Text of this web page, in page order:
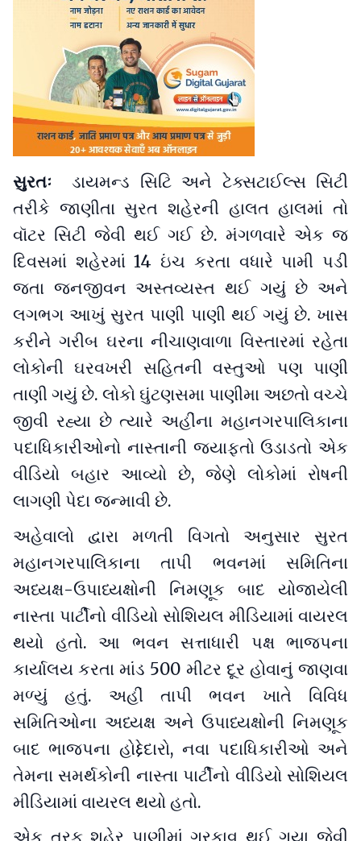
સુરતઃ ડાયમન્ડ સિટિ અને ટેક્સટાઈલ્સ સિટી
તરીકે જાણીતા સુરત શહેરની હાલત હાલમાં તો
વૉટર સિટી જેવી થઈ ગઈ છે. મંગળવારે એક જ
દિવસમાં શહેરમાં 14 ઇંચ કરતા વધારે પામી પડી
જતા જનજીવન અસ્તવ્યસ્ત થઈ ગયું છે અને
લગભગ આખું સુરત પાણી પાણી થઈ ગયું છે. ખાસ
કરીને ગરીબ ઘરના નીચાણવાળા વિસ્તારમાં રહેતા
લોકોની ઘરવખરી સહિતની વસ્તુઓ પણ પાણી
તાણી ગયું છે. લોકો ઘુંટણસમા પાણીમા અછતો વચ્ચે
જીવી રહ્યા છે ત્યારે અહીંના મહાનગરપાલિકાના
પદાધિકારીઓનો નાસ્તાની જયાફતો ઉડાડતો એક
વીડિયો બહાર આવ્યો છે, જેણે લોકોમાં રોષની
લાગણી પેદા જન્માવી છે.
અહેવાલો દ્વારા મળતી વિગતો અનુસાર સુરત
મહાનગરપાલિકાના તાપી ભવનમાં સમિતિના
અધ્યક્ષ-ઉપાધ્યક્ષોની નિમણૂક બાદ યોજાયેલી
નાસ્તા પાર્ટીનો વીડિયો સોશિયલ મીડિયામાં વાયરલ
થયો હતો. આ ભવન સત્તાધારી પક્ષ ભાજપના
કાર્યાલય કરતા માંડ 500 મીટર દૂર હોવાનું જાણવા
મળ્યું હતું. અહીં તાપી ભવન ખાતે વિવિધ
સમિતિઓના અધ્યક્ષ અને ઉપાધ્યક્ષોની નિમણૂક
બાદ ભાજપના હોદ્દેદારો, નવા પદાધિકારીઓ અને
તેમના સમર્થકોની નાસ્તા પાર્ટીનો વીડિયો સોશિયલ
મીડિયામાં વાયરલ થયો હતો.